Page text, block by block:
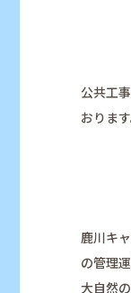
公共工
おります
鹿川キ
の管理
大自然